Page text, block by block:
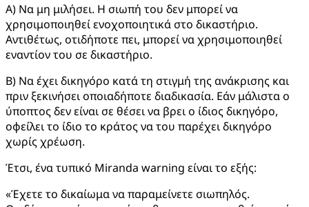
Α) Να μη μιλήσει. Η σιωπή του δεν μπορεί να
χρησιμοποιηθεί ενοχοποιητικά στο δικαστήριο.
Αντιθέτως, οτιδήποτε πει, μπορεί να χρησιμοποιηθεί
εναντίον του σε δικαστήριο.
Β) Να έχει δικηγόρο κατά τη στιγμή της ανάκρισης και
πριν ξεκινήσει οποιαδήποτε διαδικασία. Εάν μάλιστα ο
ύποπτος δεν είναι σε θέσει να βρει ο ίδιος δικηγόρο,
οφείλει το ίδιο το κράτος να του παρέχει δικηγόρο
χωρίς χρέωση.
Έτσι, ένα τυπικό Miranda warning είναι το εξής:
«Έχετε το δικαίωμα να παραμείνετε σιωπηλός.